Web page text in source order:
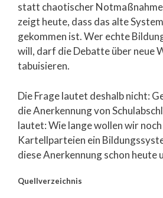
statt chaotischer
zeigt heute, dass das alte
gekommen ist. Wer echte
will, darf die Debatte über neue
tabuisieren.
Die Frage lautet deshalb nicht:
die Anerkennung von
lautet: Wie lange wollen wir
Kartellparteien ein
diese Anerkennung schon heute
Quellverzeichnis